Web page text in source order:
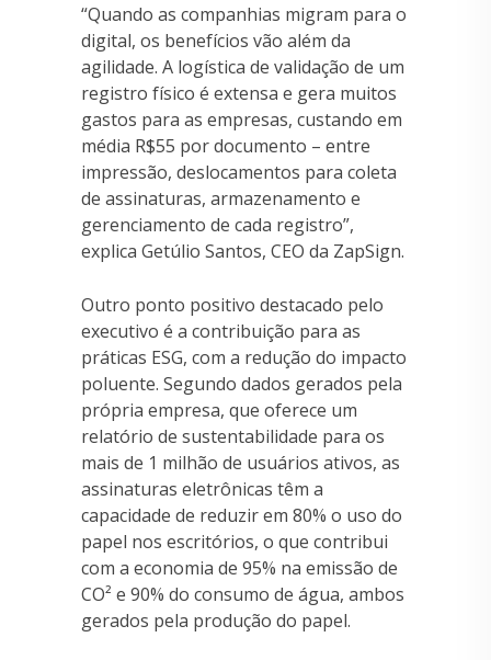
“Quando as companhias migram para o
digital, os benefícios vão além da
agilidade. A logística de validação de um
registro físico é extensa e gera muitos
gastos para as empresas, custando em
média R$55 por documento – entre
impressão, deslocamentos para coleta
de assinaturas, armazenamento e
gerenciamento de cada registro”,
explica Getúlio Santos, CEO da ZapSign.
Outro ponto positivo destacado pelo
executivo é a contribuição para as
práticas ESG, com a redução do impacto
poluente. Segundo dados gerados pela
própria empresa, que oferece um
relatório de sustentabilidade para os
mais de 1 milhão de usuários ativos, as
assinaturas eletrônicas têm a
capacidade de reduzir em 80% o uso do
papel nos escritórios, o que contribui
com a economia de 95% na emissão de
CO² e 90% do consumo de água, ambos
gerados pela produção do papel.